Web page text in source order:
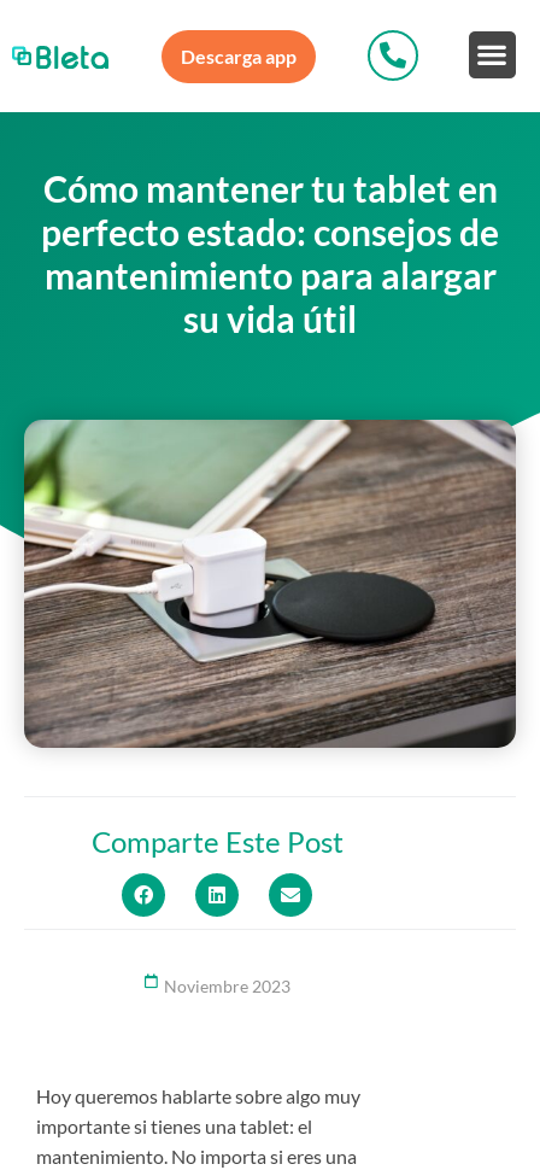
Descarga app
Cómo mantener tu tablet en
perfecto estado: consejos de
mantenimiento para alargar
su vida útil
Comparte Este Post
Noviembre 2023
Hoy queremos hablarte sobre algo muy
importante si tienes una tablet: el
mantenimiento. No importa si eres una